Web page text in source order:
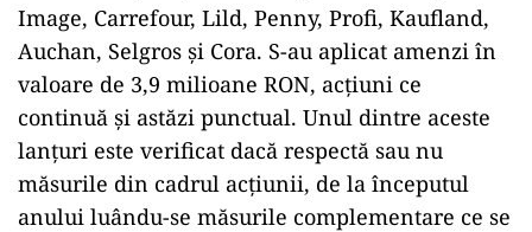
Image, Carrefour, Lild, Penny, Profi, Kaufland,
Auchan, Selgros şi Cora. S-au aplicat amenzi în
valoare de 3,9 milioane RON, acţiuni ce
continuă şi astăzi punctual. Unul dintre aceste
lanţuri este verificat dacă respectă sau nu
măsurile din cadrul acţiunii, de la începutul
anului luându-se măsurile complementare ce se